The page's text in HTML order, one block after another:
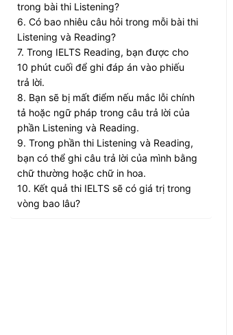
trong bài thi Listening?
6. Có bao nhiêu câu hỏi trong mỗi bài thi
Listening và Reading?
7. Trong IELTS Reading, bạn được cho
10 phút cuối để ghi đáp án vào phiếu
trả lời.
8. Bạn sẽ bị mất điểm nếu mắc lỗi chính
tả hoặc ngữ pháp trong câu trả lời của
phần Listening và Reading.
9. Trong phần thi Listening và Reading,
bạn có thể ghi câu trả lời của mình bằng
chữ thường hoặc chữ in hoa.
10. Kết quả thi IELTS sẽ có giá trị trong
vòng bao lâu?